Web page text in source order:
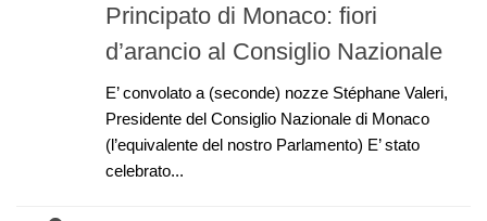
Principato di Monaco: fiori
d’arancio al Consiglio Nazionale
E’ convolato a (seconde) nozze Stéphane Valeri,
Presidente del Consiglio Nazionale di Monaco
(l’equivalente del nostro Parlamento) E’ stato
celebrato...